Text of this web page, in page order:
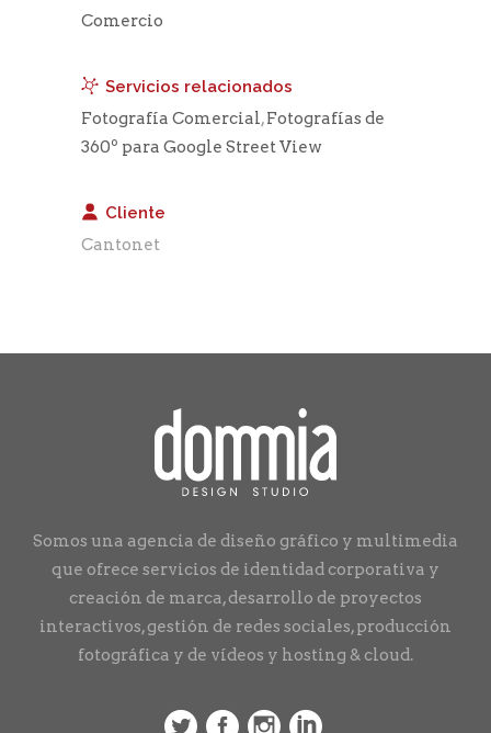
Comercio
Servicios relacionados
Fotografía Comercial,Fotografías de
360º para Google Street View
Cliente
Cantonet
Somos una agencia de diseño gráfico y multimedia
que ofrece servicios de identidad corporativa y
creación de marca, desarrollo de proyectos
interactivos, gestión de redes sociales, producción
fotográfica y de vídeos y hosting & cloud.